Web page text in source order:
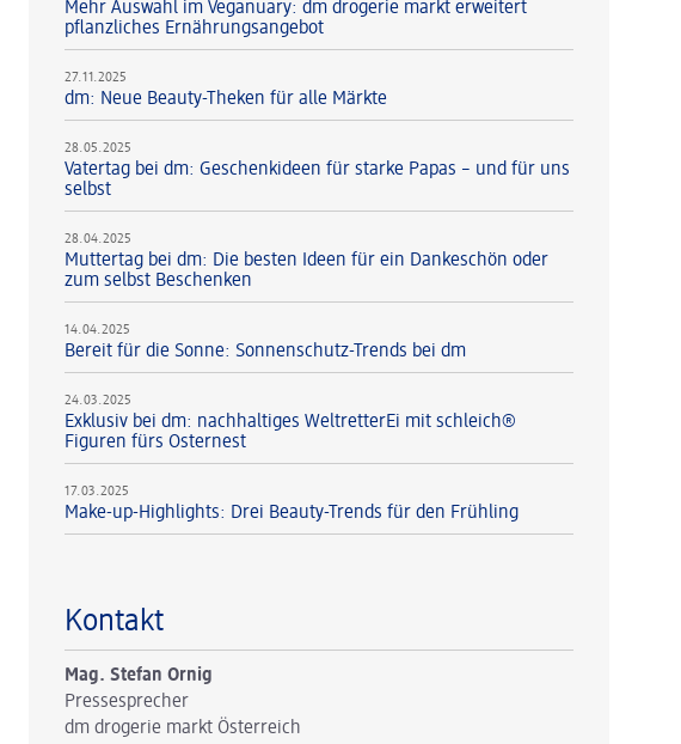
Mehr Auswahl im Veganuary: dm drogerie markt erweitert
pflanzliches Ernährungsangebot
27.11.2025
dm: Neue Beauty-Theken für alle Märkte
28.05.2025
Vatertag bei dm: Geschenkideen für starke Papas – und für uns
selbst
28.04.2025
Muttertag bei dm: Die besten Ideen für ein Dankeschön oder
zum selbst Beschenken
14.04.2025
Bereit für die Sonne: Sonnenschutz-Trends bei dm
24.03.2025
Exklusiv bei dm: nachhaltiges WeltretterEi mit schleich®
Figuren fürs Osternest
17.03.2025
Make-up-Highlights: Drei Beauty-Trends für den Frühling
Kontakt
Mag. Stefan Ornig
Pressesprecher
dm drogerie markt Österreich